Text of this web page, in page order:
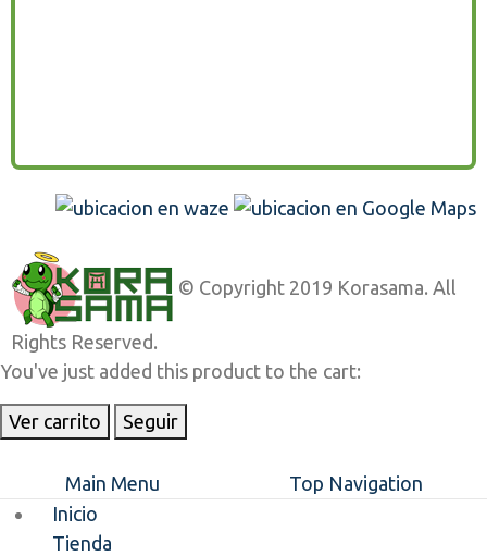
© Copyright 2019 Korasama. All
Rights Reserved.
You've just added this product to the cart:
Ver carrito Seguir
Main Menu
Top Navigation
Inicio
Tienda